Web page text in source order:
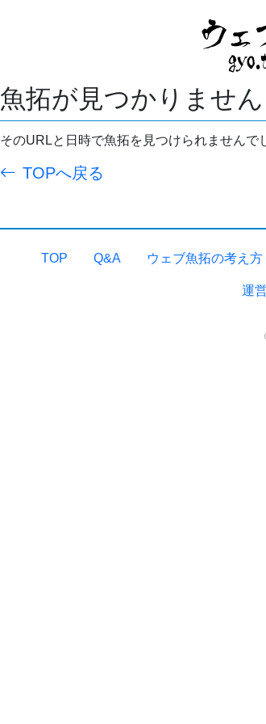
魚拓が見つかりません
そのURLと日時で魚拓を見つけられませんで
TOPへ戻る
TOP Q&A ウェブ魚拓の考え方
運